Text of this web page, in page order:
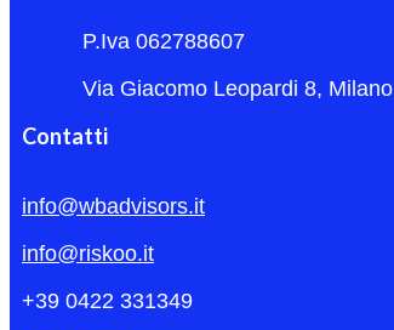
P.Iva 062788607
Via Giacomo Leopardi 8, Milano
Contatti
info@wbadvisors.it
info@riskoo.it
+39 0422 331349